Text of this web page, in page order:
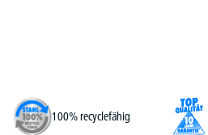
100% recyclefähig